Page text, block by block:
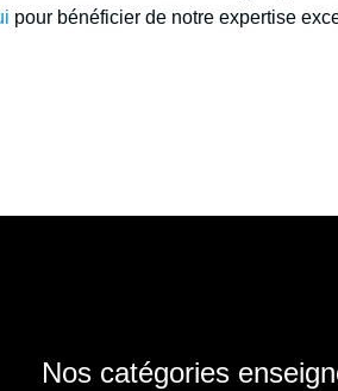
pour bénéficier de notre expertise
Nos catégories